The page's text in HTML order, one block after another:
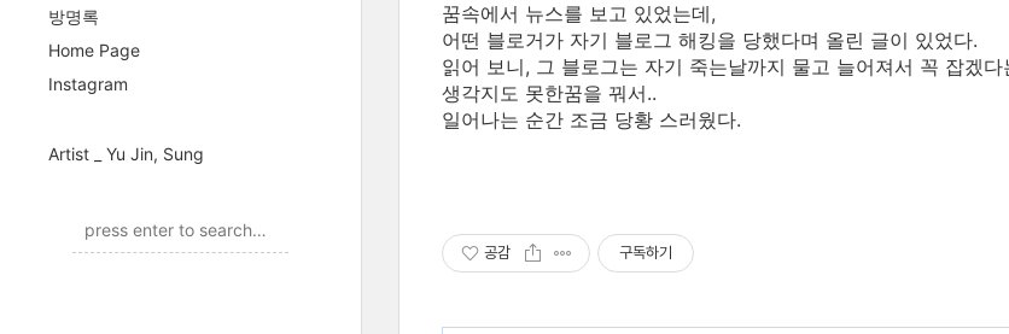
방명록
Home Page
Instagram
Artist _ Yu Jin, Sung
꿈속에서 뉴스를 보고 있었는데,
어떤 블로거가 자기 블로그 해킹을 당했다며 올린 글이 있었다.
읽어 보니, 그 블로그는 자기 죽는날까지 물고 늘어져서 꼭 잡겠
생각지도 못한꿈을 꿔서..
일어나는 순간 조금 당황 스러웠다.
공감 구독하기